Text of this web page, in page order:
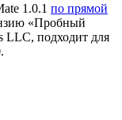
1.0.1 по прямой
«Пробный
LLC, подходит для